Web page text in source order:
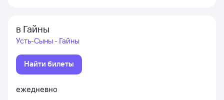
в Гайны
Усть-Сыны - Гайны
Найти билеты
ежедневно